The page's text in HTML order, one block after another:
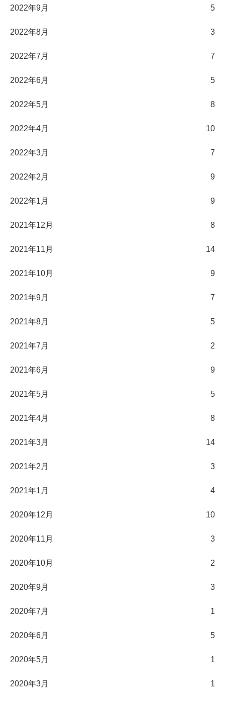
2022年9月 5
2022年8月 3
2022年7月 7
2022年6月 5
2022年5月 8
2022年4月 10
2022年3月 7
2022年2月 9
2022年1月 9
2021年12月 8
2021年11月 14
2021年10月 9
2021年9月 7
2021年8月 5
2021年7月 2
2021年6月 9
2021年5月 5
2021年4月 8
2021年3月 14
2021年2月 3
2021年1月 4
2020年12月 10
2020年11月 3
2020年10月 2
2020年9月 3
2020年7月 1
2020年6月 5
2020年5月 1
2020年3月 1